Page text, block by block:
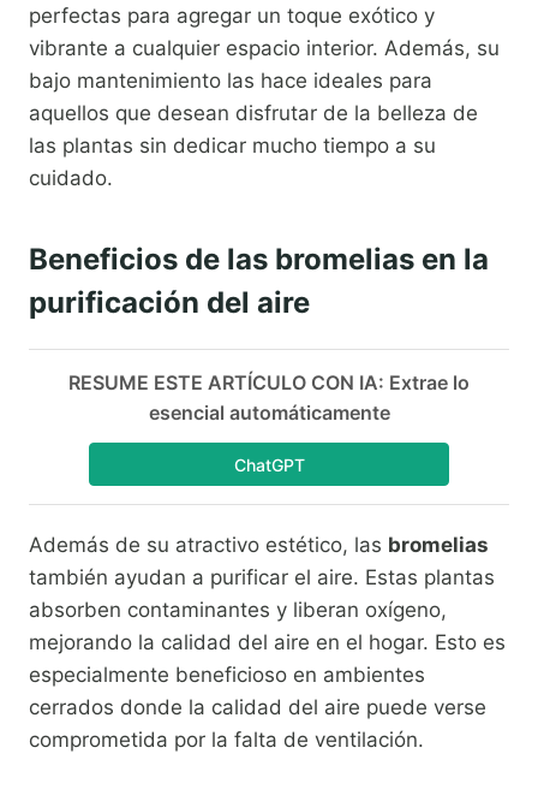
perfectas para agregar un toque exótico y
vibrante a cualquier espacio interior. Además, su
bajo mantenimiento las hace ideales para
aquellos que desean disfrutar de la belleza de
las plantas sin dedicar mucho tiempo a su
cuidado.
Beneficios de las bromelias en la
purificación del aire
RESUME ESTE ARTÍCULO CON IA: Extrae lo
esencial automáticamente
ChatGPT
Además de su atractivo estético, las bromelias
también ayudan a purificar el aire. Estas plantas
absorben contaminantes y liberan oxígeno,
mejorando la calidad del aire en el hogar. Esto es
especialmente beneficioso en ambientes
cerrados donde la calidad del aire puede verse
comprometida por la falta de ventilación.